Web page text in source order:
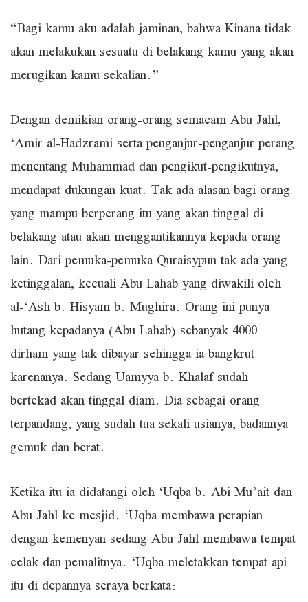
“Bagi kamu aku adalah jaminan, bahwa Kinana tidak
akan melakukan sesuatu di belakang kamu yang akan
merugikan kamu sekalian.”
Dengan demikian orang-orang semacam Abu Jahl,
‘Amir al-Hadzrami serta penganjur-penganjur perang
menentang Muhammad dan pengikut-pengikutnya,
mendapat dukungan kuat. Tak ada alasan bagi orang
yang mampu berperang itu yang akan tinggal di
belakang atau akan menggantikannya kepada orang
lain. Dari pemuka-pemuka Quraisypun tak ada yang
ketinggalan, kecuali Abu Lahab yang diwakili oleh
al-‘Ash b. Hisyam b. Mughira. Orang ini punya
hutang kepadanya (Abu Lahab) sebanyak 4000
dirham yang tak dibayar sehingga ia bangkrut
karenanya. Sedang Uamyya b. Khalaf sudah
bertekad akan tinggal diam. Dia sebagai orang
terpandang, yang sudah tua sekali usianya, badannya
gemuk dan berat.
Ketika itu ia didatangi oleh ‘Uqba b. Abi Mu’ait dan
Abu Jahl ke mesjid. ‘Uqba membawa perapian
dengan kemenyan sedang Abu Jahl membawa tempat
celak dan pemalitnya. ‘Uqba meletakkan tempat api
itu di depannya seraya berkata: